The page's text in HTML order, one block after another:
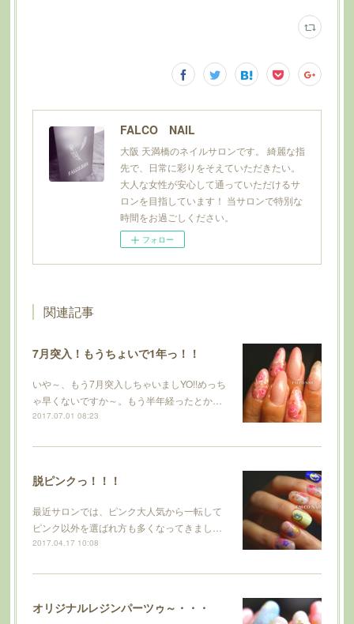
FALCO NAIL
大阪 天満橋のネイルサロンです。 綺麗な指
先で、日常に彩りをそえていただきたい。
大人な女性が安心して通っていただけるサ
ロンを目指しています！ 当サロンで特別な
時間をお過ごしください。
フォロー
関連記事
7月突入！もうちょいで1年っ！！
いや～、もう7月突入しちゃいましYO!!めっち
ゃ早くないですか～。もう半年経ったとか…
2017.07.01 08:23
脱ピンクっ！！！
最近サロンでは、ピンク大人気から一転して
ピンク以外を選ばれ方も多くなってきまし…
2017.04.17 10:08
オリジナルレジンパーツゥ～・・・